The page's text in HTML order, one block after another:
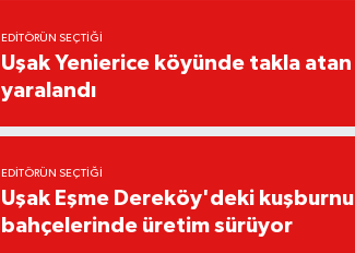
EDITÖRÜN SEÇTIĞI
Uşak Yenierice köyünde takla
yaralandı
EDITÖRÜN SEÇTIĞI
Uşak Eşme Dereköy'deki
bahçelerinde üretim sürüyor